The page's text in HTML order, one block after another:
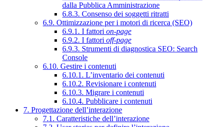
dalla Pubblica Amministrazione
6.8.3. Consenso dei soggetti ritratti
6.9. Ottimizzazione per i motori di ricerca (SEO)
6.9.1. I fattori on-page
6.9.2. I fattori off-page
6.9.3. Strumenti di diagnostica SEO: Search
Console
6.10. Gestire i contenuti
6.10.1. L’inventario dei contenuti
6.10.2. Revisionare i contenuti
6.10.3. Migrare i contenuti
6.10.4. Pubblicare i contenuti
7. Progettazione dell’interazione
7.1. Caratteristiche dell’interazione